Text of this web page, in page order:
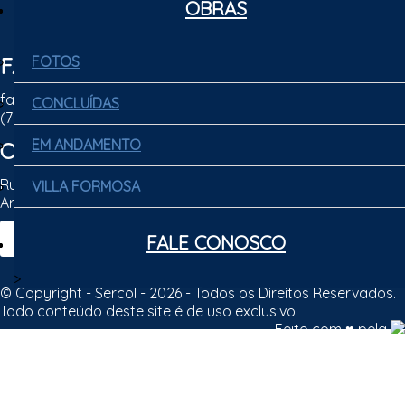
OBRAS
FOTOS
CONCLUÍDAS
EM ANDAMENTO
VILLA FORMOSA
FALE CONOSCO
OBRAS
FOTOS
CONCLUÍDAS
EM ANDAMENTO
VILLA FORMOSA
FALE CONOSCO
>
FALE CONOSCO
faleconosco@sercol.net
(79) 3301-5555
ONDE ESTAMOS
Rua Sônia Alves Lopes, 2772 - Coroa do Meio
Aracaju - SE | CEP: 49035-740
© Copyright - Sercol - 2026 - Todos os Direitos Reservados.
Todo conteúdo deste site é de uso exclusivo.
Feito com ♥ pela